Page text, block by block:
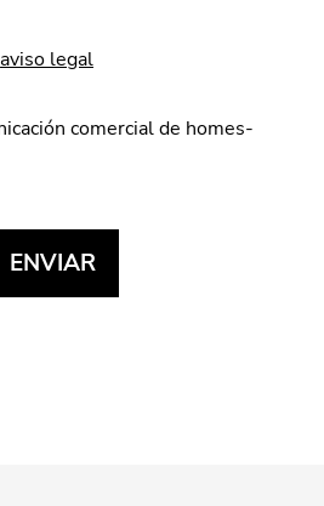
aviso legal
comercial de homes-